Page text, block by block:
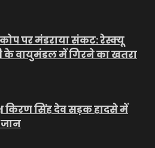
पर मंडराया संकट: रेस्क्यू
के वायुमंडल में गिरने का खतरा
किरण सिंह देव सड़क हादसे में